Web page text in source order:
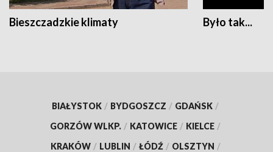
Bieszczadzkie klimaty Było tak...
BIAŁYSTOK / BYDGOSZCZ / GDAŃSK /
GORZÓW WLKP. / KATOWICE / KIELCE /
KRAKÓW / LUBLIN / ŁÓDŹ / OLSZTYN /